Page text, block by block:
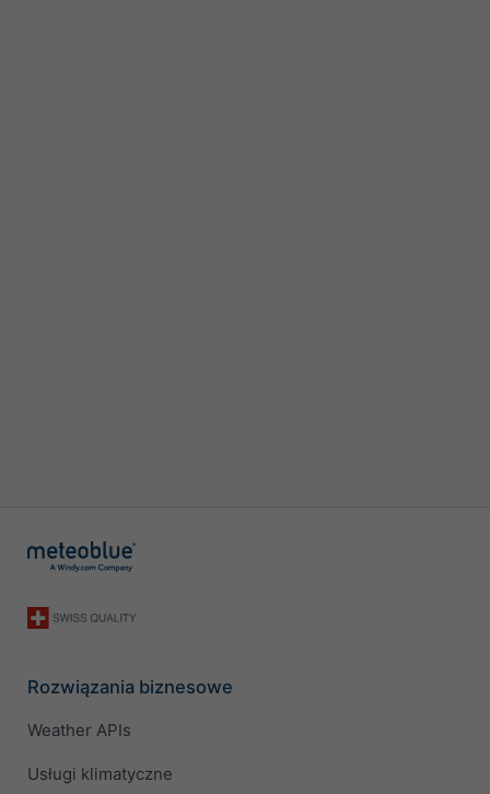
Rozwiązania biznesowe
Weather APIs
Usługi klimatyczne